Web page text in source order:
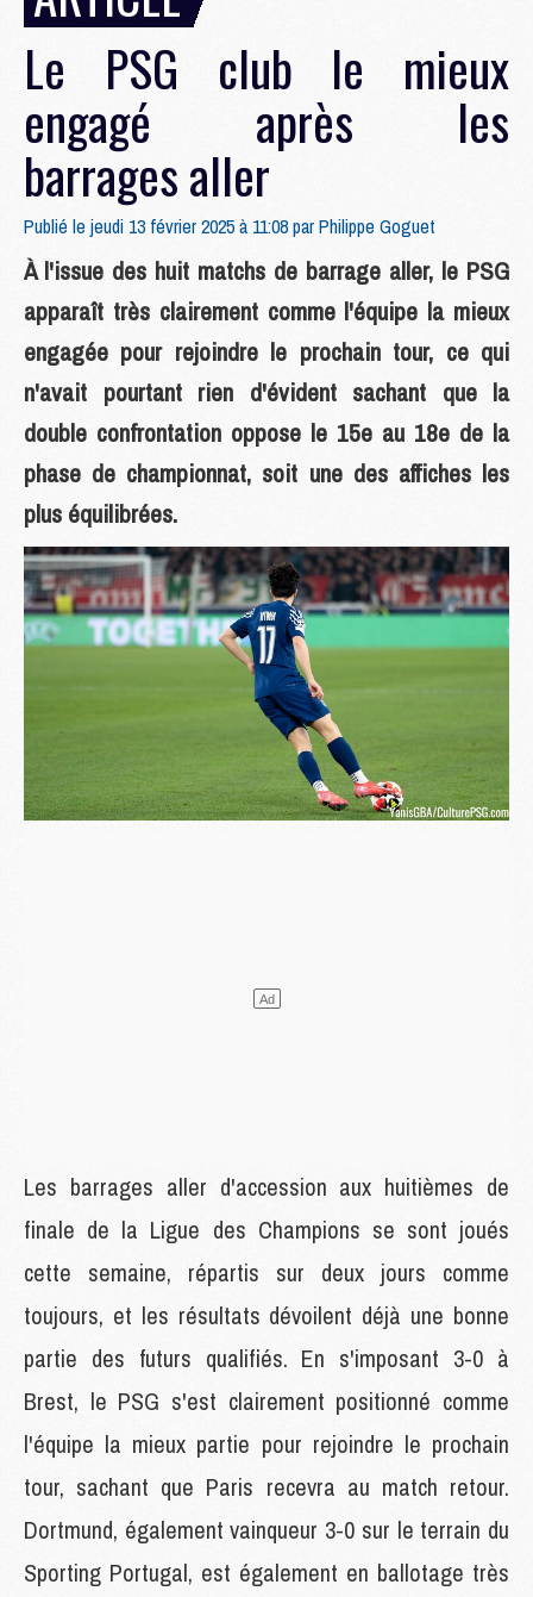
Le PSG club le mieux
engagé après les
barrages aller
Publié le jeudi 13 février 2025 à 11:08 parPhilippe Goguet
À l'issue des huit matchs de barrage aller, le PSG
apparaît très clairement comme l'équipe la mieux
engagée pour rejoindre le prochain tour, ce qui
n'avait pourtant rien d'évident sachant que la
double confrontation oppose le 15e au 18e de la
phase de championnat, soit une des affiches les
plus équilibrées.
Les barrages aller d'accession aux huitièmes de
finale de la Ligue des Champions se sont joués
cette semaine, répartis sur deux jours comme
toujours, et les résultats dévoilent déjà une bonne
partie des futurs qualifiés. En s'imposant 3-0 à
Brest, le PSG s'est clairement positionné comme
l'équipe la mieux partie pour rejoindre le prochain
tour, sachant que Paris recevra au match retour.
Dortmund, également vainqueur 3-0 sur le terrain du
Sporting Portugal, est également en ballotage très